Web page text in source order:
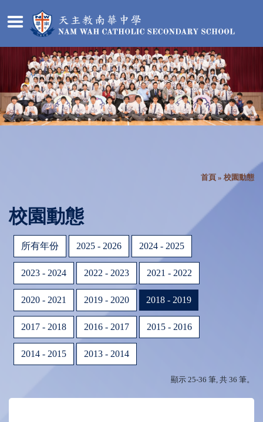
首頁 » 校園動態
校園動態
所有年份 2025 - 2026 2024 - 2025
2023 - 2024 2022 - 2023 2021 - 2022
2020 - 2021 2019 - 2020 2018 - 2019
2017 - 2018 2016 - 2017 2015 - 2016
2014 - 2015 2013 - 2014
顯示 25-36 筆, 共 36 筆。